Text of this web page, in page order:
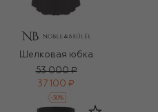
Шелковая юбка
53 000 ₽
37 100 ₽
-30%